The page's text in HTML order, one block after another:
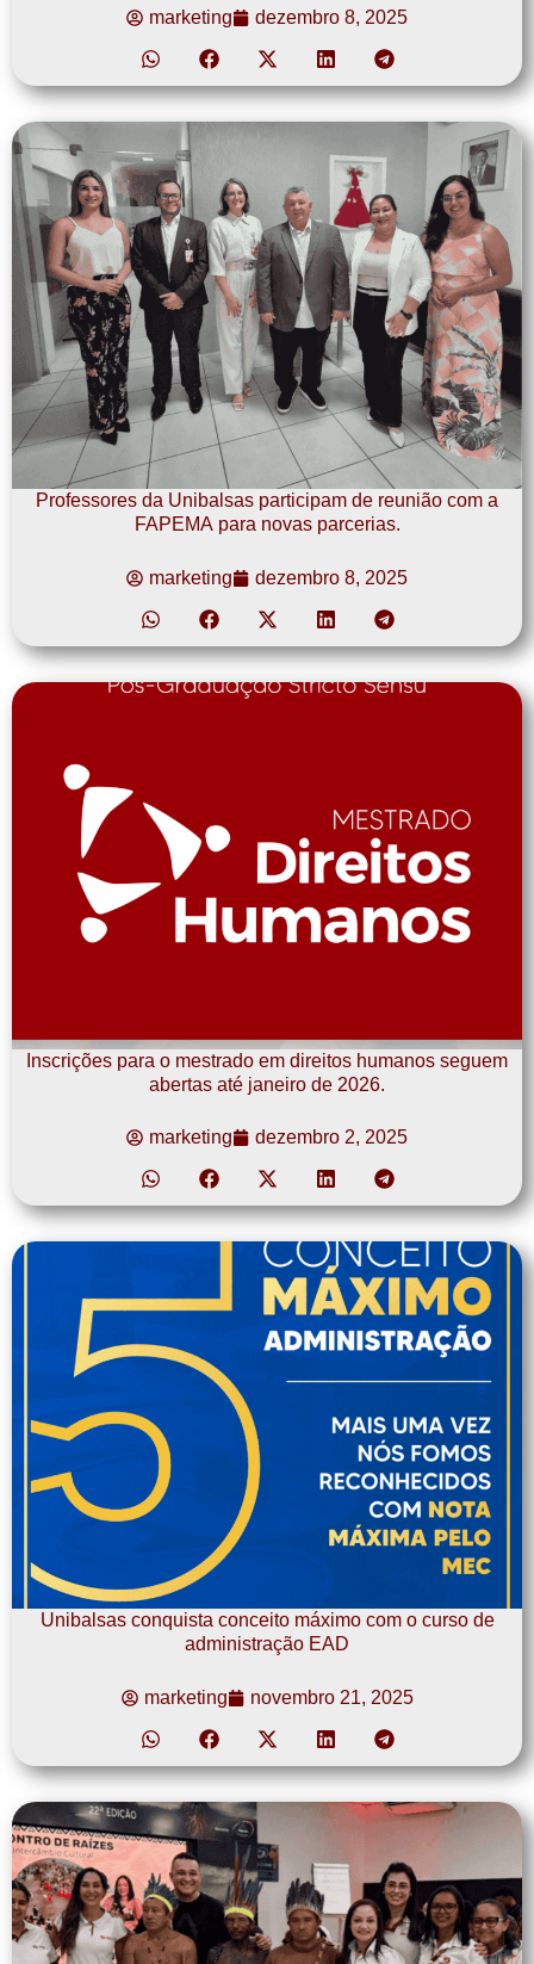
marketing dezembro 8, 2025
Professores da Unibalsas participam de reunião com a
FAPEMA para novas parcerias.
marketing dezembro 8, 2025
Inscrições para o mestrado em direitos humanos seguem
abertas até janeiro de 2026.
marketing dezembro 2, 2025
Unibalsas conquista conceito máximo com o curso de
administração EAD
marketing novembro 21, 2025